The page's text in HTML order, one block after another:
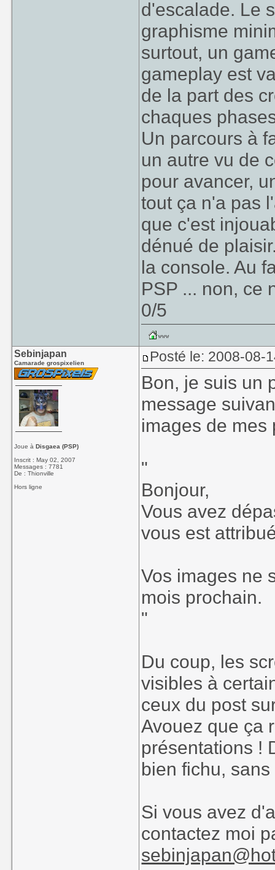
d'escalade. Le
graphisme
surtout, un
gameplay est
de la part des
chaques
Un parcours à
un autre vu de
pour avancer,
tout ça n'a pas
que c'est
dénué de
la console. Au
PSP ... non, ce
0/5
Sebinjapan
Camarade grospixelien
Joue àDisgaea (PSP)
Inscrit : May 02, 2007
Messages : 7781
De : Thionville
Hors ligne
Posté le: 2008-08-
Bon, je suis un
message
images de mes
"
Bonjour,
Vous avez
vous est
Vos images ne
mois prochain.
"
Du coup, les
visibles à
ceux du post
Avouez que ça
présentations !
bien fichu,
Si vous avez
contactez moi